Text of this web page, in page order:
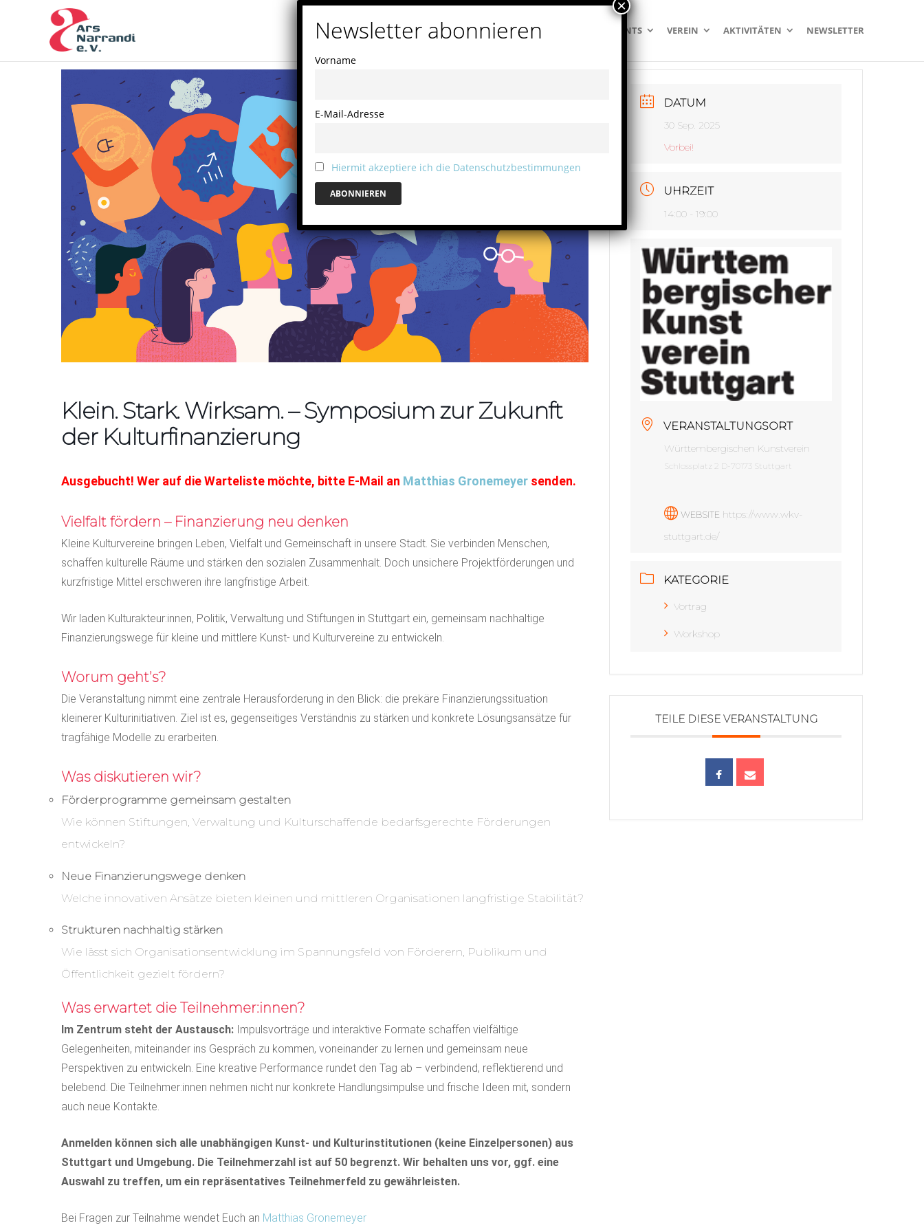
EVENTS VEREIN AKTIVITÄTEN NEWSLETTER
Klein. Stark. Wirksam. – Symposium zur Zukunft
der Kulturfinanzierung
Ausgebucht! Wer auf die Warteliste möchte, bitte E-Mail an Matthias Gronemeyer senden.
Vielfalt fördern – Finanzierung neu denken
Kleine Kulturvereine bringen Leben, Vielfalt und Gemeinschaft in unsere Stadt. Sie verbinden Menschen,
schaffen kulturelle Räume und stärken den sozialen Zusammenhalt. Doch unsichere Projektförderungen und
kurzfristige Mittel erschweren ihre langfristige Arbeit.
Wir laden Kulturakteur:innen, Politik, Verwaltung und Stiftungen in Stuttgart ein, gemeinsam nachhaltige
Finanzierungswege für kleine und mittlere Kunst- und Kulturvereine zu entwickeln.
Worum geht’s?
Die Veranstaltung nimmt eine zentrale Herausforderung in den Blick: die prekäre Finanzierungssituation
kleinerer Kulturinitiativen. Ziel ist es, gegenseitiges Verständnis zu stärken und konkrete Lösungsansätze für
tragfähige Modelle zu erarbeiten.
Was diskutieren wir?
Förderprogramme gemeinsam gestalten
Wie können Stiftungen, Verwaltung und Kulturschaffende bedarfsgerechte Förderungen
entwickeln?
Neue Finanzierungswege denken
Welche innovativen Ansätze bieten kleinen und mittleren Organisationen langfristige Stabilität?
Strukturen nachhaltig stärken
Wie lässt sich Organisationsentwicklung im Spannungsfeld von Förderern, Publikum und
Öffentlichkeit gezielt fördern?
Was erwartet die Teilnehmer:innen?
Im Zentrum steht der Austausch: Impulsvorträge und interaktive Formate schaffen vielfältige
Gelegenheiten, miteinander ins Gespräch zu kommen, voneinander zu lernen und gemeinsam neue
Perspektiven zu entwickeln. Eine kreative Performance rundet den Tag ab – verbindend, reflektierend und
belebend. Die Teilnehmer:innen nehmen nicht nur konkrete Handlungsimpulse und frische Ideen mit, sondern
auch neue Kontakte.
Anmelden können sich alle unabhängigen Kunst- und Kulturinstitutionen (keine Einzelpersonen) aus
Stuttgart und Umgebung. Die Teilnehmerzahl ist auf 50 begrenzt. Wir behalten uns vor, ggf. eine
Auswahl zu treffen, um ein repräsentatives Teilnehmerfeld zu gewährleisten.
Bei Fragen zur Teilnahme wendet Euch an Matthias Gronemeyer
DATUM
30 Sep. 2025
Vorbei!
UHRZEIT
14:00 - 19:00
VERANSTALTUNGSORT
Württembergischen Kunstverein
Schlossplatz 2 D-70173 Stuttgart
WEBSITE https://www.wkv-
stuttgart.de/
KATEGORIE
Vortrag
Workshop
TEILE DIESE VERANSTALTUNG
Vorname
E-Mail-Adresse
Hiermit akzeptiere ich die Datenschutzbestimmungen